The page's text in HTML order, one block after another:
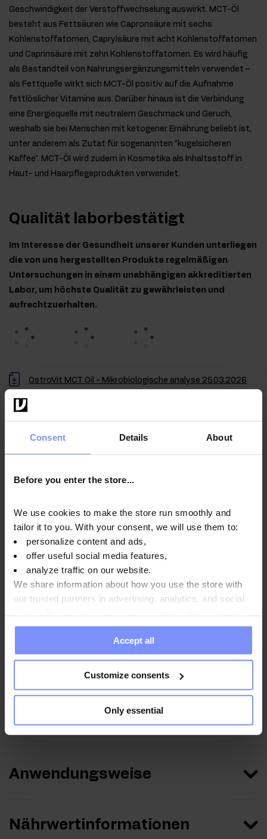
Consent Details About
Before you enter the store...
We use cookies to make the store run smoothly and
tailor it to you. With your consent, we will use them to:
personalize content and ads,
offer useful social media features,
analyze traffic on our website.
We share information about how you use the store with
our trusted partners in advertising, analytics, and social
information you have provided to them or that they have
collected when you use their services. Do you agree?
Accept all
Customize consents
Only essential
Geschwindigkeit der Verstoffwechselung auswirkt. MCT-Öl
besteht aus Fettsäuren wie Capronsäure mit sechs
Kohlenstoffatomen, Caprylsäure mit acht Kohlenstoffatomen
und Caprinsäure mit zehn Kohlenstoffatomen. Es wird häufig
als Bestandteil von Nahrungsergänzungsmitteln verwendet –
als Fettquelle wirkt sich MCT-Öl positiv auf die Aufnahme
fettlöslicher Vitamine aus. Darüber hinaus ist die Verbindung
eine Energiequelle mit neutralem Geschmack und Geruch,
weshalb sie bei Menschen mit ketogener Ernährung beliebt ist,
unter anderem als Zutat für sogenannten "kugelsicheren
Kaffee". MCT-Öl wird zudem in Kosmetika als Inhaltsstoff in
Haut- und Haarpflegeprodukten verwendet.
Qualität laborbestätigt
Im Interesse der Gesundheit unserer Kunden unterliegen
die von uns hergestellten Produkte regelmäßigen
Untersuchungen in einem unabhängigen akkreditierten
Labor, um höchste Qualität zu gewährleisten und
aufrechtzuerhalten.
OstroVit MCT Oil - Mikrobiologische analyse 25.03.2026
aromatische Kohlenwasserstoffe) 25.03.2026
OstroVit MCT-Öl - Bestimmung des schwermetallgehalts
23.03.2026
OstroVit MCT-Öl - Mikrobiologische analyse 27.11.2025
OstroVit MCT-Öl - Bestimmung des schwermetallgehalts
31.10.2025
OstroVit MCT-Öl - Bestimmung des schwermetallgehalts
22.08.2024
OstroVit MCT-Öl - Mikrobiologische Analyse 13.06.2024
OstroVit MCT-Öl - Mikrobiologische Analyse 15.04.2024
Anwendungsweise
Nährwertinformationen